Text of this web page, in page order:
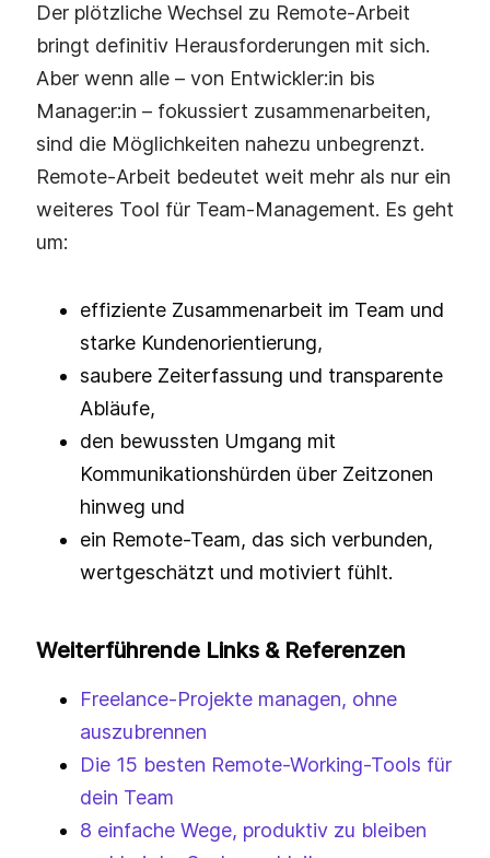
Der plötzliche Wechsel zu Remote-Arbeit
bringt definitiv Herausforderungen mit sich.
Aber wenn alle – von Entwickler:in bis
Manager:in – fokussiert zusammenarbeiten,
sind die Möglichkeiten nahezu unbegrenzt.
Remote-Arbeit bedeutet weit mehr als nur ein
weiteres Tool für Team-Management. Es geht
um:
effiziente Zusammenarbeit im Team und
starke Kundenorientierung,
saubere Zeiterfassung und transparente
Abläufe,
den bewussten Umgang mit
Kommunikationshürden über Zeitzonen
hinweg und
ein Remote-Team, das sich verbunden,
wertgeschätzt und motiviert fühlt.
Weiterführende Links & Referenzen
Freelance-Projekte managen, ohne
auszubrennen
Die 15 besten Remote-Working-Tools für
dein Team
8 einfache Wege, produktiv zu bleiben